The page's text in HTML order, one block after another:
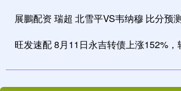
展鵬配资 瑞超 北雪平VS韦纳穆 比分预
旺发速配 8月11日永吉转债上涨152%